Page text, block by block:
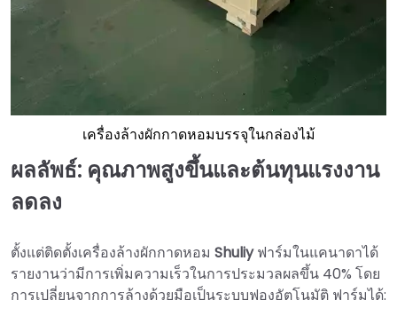
เครื่องล้างผักกาดหอมบรรจุในกล่องไม้
ผลลัพธ์: คุณภาพสูงขึ้นและต้นทุนแรงงาน
ลดลง
ตั้งแต่ติดตั้งเครื่องล้างผักกาดหอม Shuliyฟาร์มในแคนาดาได้
รายงานว่ามีการเพิ่มความเร็วในการประมวลผลขึ้น 40% โดย
การเปลี่ยนจากการล้างด้วยมือเป็นระบบฟองอัตโนมัติ ฟาร์มได้: